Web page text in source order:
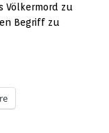
Völkermord zu
Begriff zu